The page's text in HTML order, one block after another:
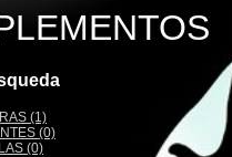
(1)
(0)
(0)